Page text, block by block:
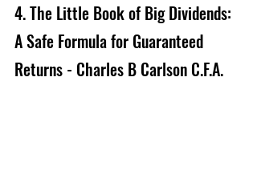
4. The Little Book of Big Dividends:
A Safe Formula for Guaranteed
Returns - Charles B Carlson C.F.A.